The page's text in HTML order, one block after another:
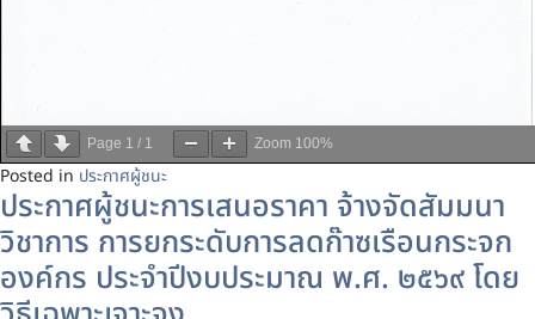
Page 1 / 1 Zoom 100%
Posted in ประกาศผู้ชนะ
ประกาศผู้ชนะการเสนอราคา จ้างจัดสัมมนา
วิชาการ การยกระดับการลดก๊าซเรือนกระจก
องค์กร ประจำปีงบประมาณ พ.ศ. ๒๕๖๙ โดย